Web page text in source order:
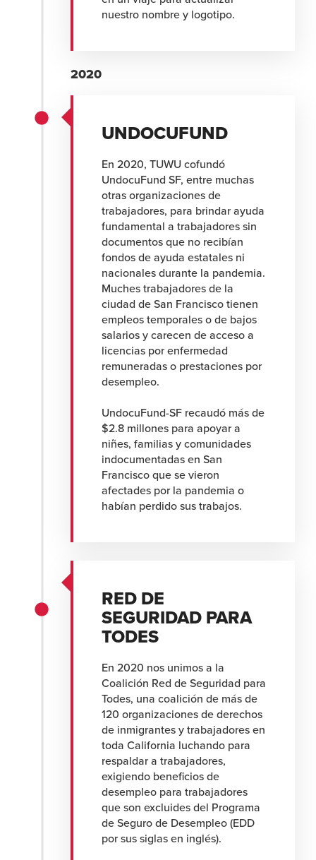
nuestro nombre y logotipo.
2020
UNDOCUFUND
En 2020, TUWU cofundó
UndocuFund SF, entre muchas
otras organizaciones de
trabajadores, para brindar ayuda
fundamental a trabajadores sin
documentos que no recibían
fondos de ayuda estatales ni
nacionales durante la pandemia.
Muches trabajadores de la
ciudad de San Francisco tienen
empleos temporales o de bajos
salarios y carecen de acceso a
licencias por enfermedad
remuneradas o prestaciones por
desempleo.
UndocuFund-SF recaudó más de
$2.8 millones para apoyar a
niñes, familias y comunidades
indocumentadas en San
Francisco que se vieron
afectades por la pandemia o
habían perdido sus trabajos.
RED DE
SEGURIDAD PARA
TODES
En 2020 nos unimos a la
Coalición Red de Seguridad para
Todes, una coalición de más de
120 organizaciones de derechos
de inmigrantes y trabajadores en
toda California luchando para
respaldar a trabajadores,
exigiendo beneficios de
desempleo para trabajadores
que son excluides del Programa
de Seguro de Desempleo (EDD
por sus siglas en inglés).